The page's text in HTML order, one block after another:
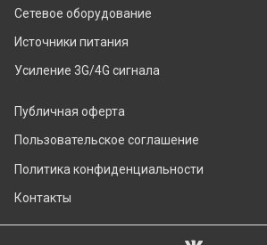
Сетевое оборудование
Источники питания
Усиление 3G/4G сигнала
Публичная оферта
Пользовательское соглашение
Политика конфиденциальности
Контакты